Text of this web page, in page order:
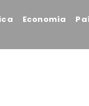
Economía